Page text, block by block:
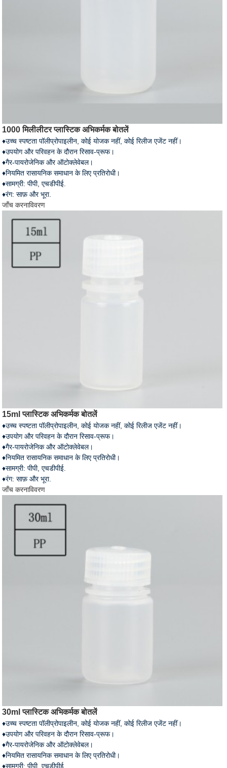
1000 मिलीलीटर प्लास्टिक अभिकर्मक बोतलें
♦उच्च स्पष्टता पॉलीप्रोपाइलीन, कोई योजक नहीं, कोई रिलीज एजेंट नहीं।
♦उपयोग और परिवहन के दौरान रिसाव-प्रूफ।
♦गैर-पायरोजेनिक और ऑटोक्लेवेबल।
♦नियमित रासायनिक समाधान के लिए प्रतिरोधी।
♦सामग्री: पीपी, एचडीपीई.
♦रंग: साफ़ और भूरा.
जाँच करनाविवरण
15ml प्लास्टिक अभिकर्मक बोतलें
♦उच्च स्पष्टता पॉलीप्रोपाइलीन, कोई योजक नहीं, कोई रिलीज एजेंट नहीं।
♦उपयोग और परिवहन के दौरान रिसाव-प्रूफ।
♦गैर-पायरोजेनिक और ऑटोक्लेवेबल।
♦नियमित रासायनिक समाधान के लिए प्रतिरोधी।
♦सामग्री: पीपी, एचडीपीई.
♦रंग: साफ़ और भूरा.
जाँच करनाविवरण
30ml प्लास्टिक अभिकर्मक बोतलें
♦उच्च स्पष्टता पॉलीप्रोपाइलीन, कोई योजक नहीं, कोई रिलीज एजेंट नहीं।
♦उपयोग और परिवहन के दौरान रिसाव-प्रूफ।
♦गैर-पायरोजेनिक और ऑटोक्लेवेबल।
♦नियमित रासायनिक समाधान के लिए प्रतिरोधी।
♦सामग्री: पीपी, एचडीपीई.